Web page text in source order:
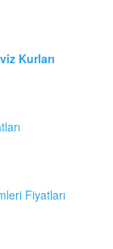
Kurları
Fiyatları